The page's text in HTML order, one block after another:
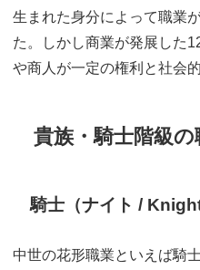
生まれた身分によって職業
た。しかし商業が発展した
や商人が一定の権利と社会
貴族・騎士階級の
騎士（ナイト / Knight
中世の花形職業といえば騎